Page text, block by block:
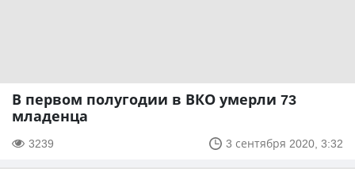
В первом полугодии в ВКО умерли 73
младенца
3239 3 сентября 2020, 3:32